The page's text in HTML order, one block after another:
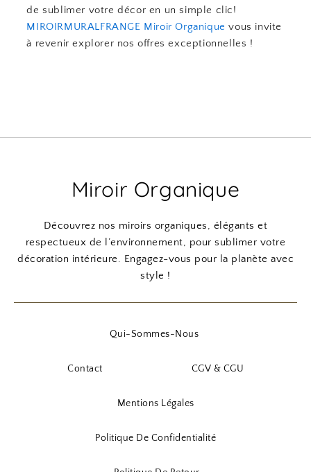
de sublimer votre décor en un simple clic!
MIROIRMURALFRANGE Miroir Organique vous invite
à revenir explorer nos offres exceptionnelles !
Miroir Organique
Découvrez nos miroirs organiques, élégants et
respectueux de l’environnement, pour sublimer votre
décoration intérieure. Engagez-vous pour la planète avec
style !
Qui-Sommes-Nous
Contact CGV & CGU
Mentions Légales
Politique De Confidentialité